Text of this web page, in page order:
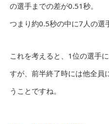
の選手までの差が0.51秒。
つまり約0.5秒の中に7人の選
これを考えると、1位の選手
すが、前半終了時には他全員
うことですね。